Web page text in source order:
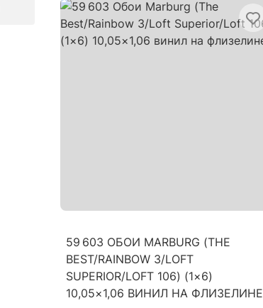
59 603 ОБОИ MARBURG (THE
BEST/RAINBOW 3/LOFT
SUPERIOR/LOFT 106) (1×6)
10,05×1,06 ВИНИЛ НА ФЛИЗЕЛИНЕ